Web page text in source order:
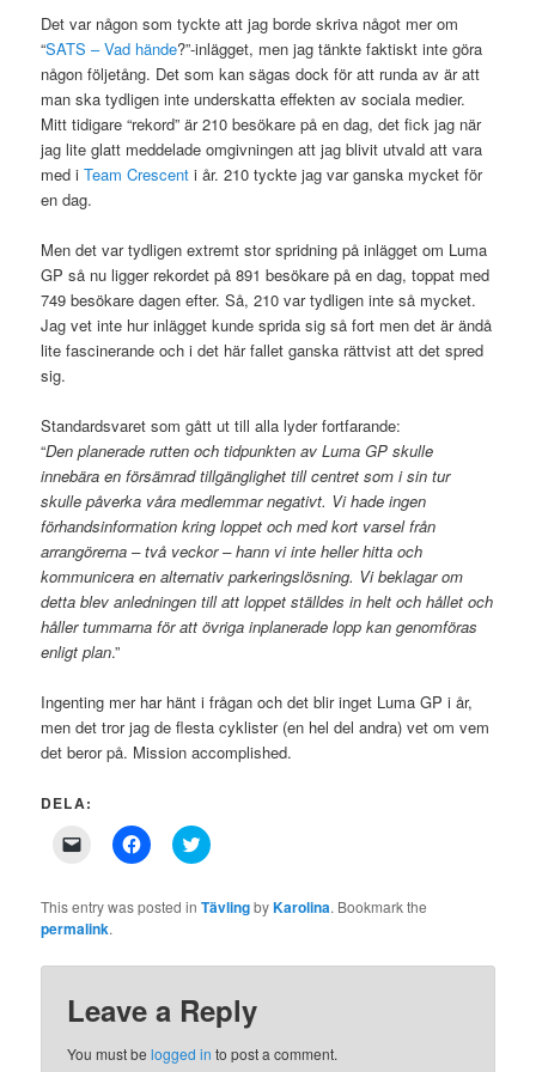
Det var någon som tyckte att jag borde skriva något mer om
“SATS – Vad hände?”-inlägget, men jag tänkte faktiskt inte göra
någon följetång. Det som kan sägas dock för att runda av är att
man ska tydligen inte underskatta effekten av sociala medier.
Mitt tidigare “rekord” är 210 besökare på en dag, det fick jag när
jag lite glatt meddelade omgivningen att jag blivit utvald att vara
med iTeam Crescenti år. 210 tyckte jag var ganska mycket för
en dag.
Men det var tydligen extremt stor spridning på inlägget om Luma
GP så nu ligger rekordet på 891 besökare på en dag, toppat med
749 besökare dagen efter. Så, 210 var tydligen inte så mycket.
Jag vet inte hur inlägget kunde sprida sig så fort men det är ändå
lite fascinerande och i det här fallet ganska rättvist att det spred
sig.
Standardsvaret som gått ut till alla lyder fortfarande:
“Den planerade rutten och tidpunkten av Luma GP skulle
innebära en försämrad tillgänglighet till centret som i sin tur
skulle påverka våra medlemmar negativt. Vi hade ingen
förhandsinformation kring loppet och med kort varsel från
arrangörerna – två veckor – hann vi inte heller hitta och
kommunicera en alternativ parkeringslösning. Vi beklagar om
detta blev anledningen till att loppet ställdes in helt och hållet och
håller tummarna för att övriga inplanerade lopp kan genomföras
enligt plan.”
Ingenting mer har hänt i frågan och det blir inget Luma GP i år,
men det tror jag de flesta cyklister (en hel del andra) vet om vem
det beror på. Mission accomplished.
DELA:
Click
link
to
a
(Opens
window)
Click
to
Facebook
(Opens
window)
Click
to
Twitter
(Opens
window)
This entry was posted inTävlingbyKarolina. Bookmark the
permalink.
Leave a Reply
You must belogged in to post a comment.